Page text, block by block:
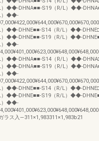
）◆◆-DHNA■■-S19（R/L）◆◆-
）◆◆-
）◆◆-DHNE■■-S14（R/L）◆◆-
）◆◆-DHNE■■-S19（R/L）◆◆-
）◆◆-
）◆◆-DHNA■■-S14（R/L）◆◆-
）◆◆-DHNA■■-S19（R/L）◆◆-
）◆◆-
）◆◆-DHNE■■-S14（R/L）◆◆-
）◆◆-DHNE■■-S19（R/L）◆◆-
）◆◆-
ラス入―311×1,983311×1,983b21